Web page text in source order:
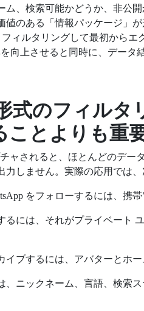
ム、検索可能かどうか、非公
のある「情報パッケージ」が
ィルタリングして最初からエ
向上させると同時に、データ
式のフィル
ことよりも重
ャされると、ほとんどのデー
力しません。実際の応用では
をフォローするには、携
るには、それがプライベート
ブするには、アバターとホー
、ニックネーム、言語、検索